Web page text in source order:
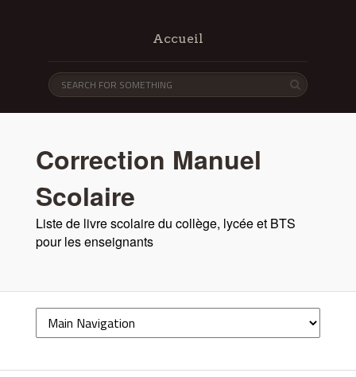
Accueil
Correction Manuel
Scolaire
Liste de livre scolaire du collège, lycée et BTS
pour les enseignants